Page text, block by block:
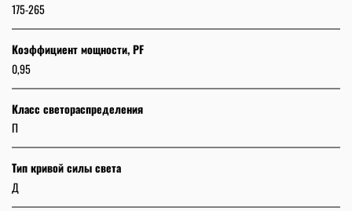
175-265
Коэффициент мощности, PF
0,95
Класс светораспределения
П
Тип кривой силы света
Д